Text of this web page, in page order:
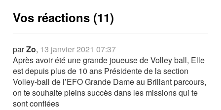
Vos réactions (11)
parZo, 13 janvier 2021 07:37
Après avoir été une grande joueuse de Volley ball, Elle
est depuis plus de 10 ans Présidente de la section
Volley-ball de l’EFO Grande Dame au Brillant parcours,
on te souhaite pleins succès dans les missions qui te
sont confiées